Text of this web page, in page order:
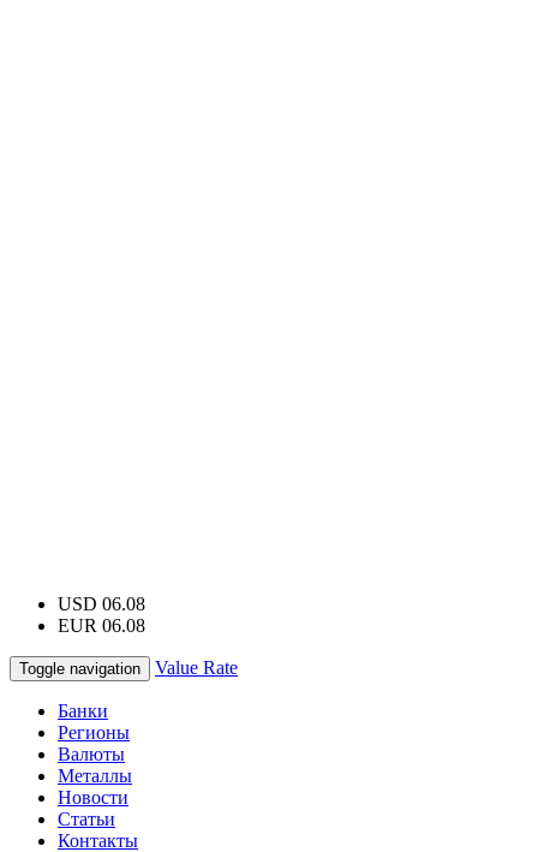
USD 06.08
EUR 06.08
Toggle navigation Value Rate
Банки
Регионы
Валюты
Металлы
Новости
Статьи
Контакты